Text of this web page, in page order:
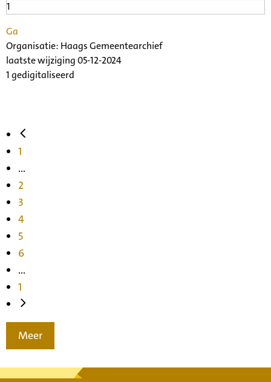
Ga
Organisatie: Haags Gemeentearchief
laatste wijziging 05-12-2024
1 gedigitaliseerd
1
...
2
3
4
5
6
...
1
Meer